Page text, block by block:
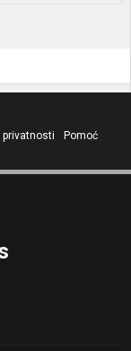
privatnosti
Pomoć
nas